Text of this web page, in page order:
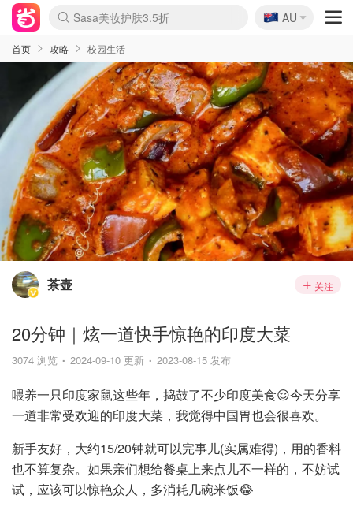
lululemon折扣上新
Sasa美妆护肤3.5折
SSENSE年中3折
FreshBeauty好价汇总
Cettire降价+叠9折
Farfetch折上8折
WWS Coles超市实拍
viagogo二手票捡漏
Myer清仓1折起
The Outnet奢牌1折起
David Jones 3折起
Flannels大牌1折
Perfumes Club护肤1折
AMIRO返校季6.2折
Oweek抽奖送Airpods
Amazon折扣汇总
eToro入金$200送$50
Amazon数码好物
ICONIC本周7.5折
ThedoubleF高奢地板价
Moose Knuckles 6折
丝芙兰5折起
EUFY官网3.7折起
Selenichast首饰2折
Trip机票酒店促销
YSL送5件彩妆礼
Amazon家居好物
BIGBANG巡演开票
David Jones时尚3折
Amazon美妆护肤
雅漾大喷$8
过敏原检测盒$33
伊索独家赠50ml沐浴露
科颜氏清仓3折
SEALIFE海洋馆门票6折
丝塔芙大白罐$16
订阅Newsletter送香薰
Cult Beauty 6.8折
Harrods圣诞日历2.3折
LN-CC奢牌私促3折
d'Alba空姐喷雾$16
EVE LOM套装逆天2折
Bernardelli独家4折
Adore Beauty 6折起
CT圣诞日历
Mytheresa奢品2.7折
Luxury Escapes 9折
Currentbody美容仪9折
卡诗9折+赠4件礼
MOON Garden Live
ALLSAINTS美衣3折
Roborock扫地机3.7折
Tingo Life水杯$24
Valentino官网5折
CR洗发护发6.3折
🇦🇺
AU
首页 攻略 校园生活
茶壶 关注
20分钟｜炫一道快手惊艳的印度大菜
3074 浏览 2024-09-10 更新 2023-08-15 发布
喂养一只印度家鼠这些年，捣鼓了不少印度美食😌今天分享
一道非常受欢迎的印度大菜，我觉得中国胃也会很喜欢。
新手友好，大约15/20钟就可以完事儿(实属难得)，用的香料
也不算复杂。如果亲们想给餐桌上来点儿不一样的，不妨试
试，应该可以惊艳众人，多消耗几碗米饭😂